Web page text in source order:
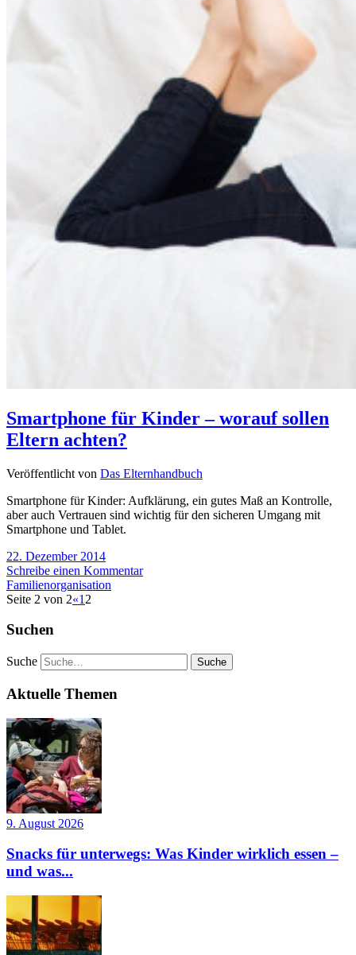
Smartphone für Kinder – worauf sollen
Eltern achten?
Veröffentlicht von Das Elternhandbuch
Smartphone für Kinder: Aufklärung, ein gutes Maß an Kontrolle,
aber auch Vertrauen sind wichtig für den sicheren Umgang mit
Smartphone und Tablet.
22. Dezember 2014
Schreibe einen Kommentar
Familienorganisation
Seite 2 von 2«1 2
Suchen
Suche
Aktuelle Themen
9. August 2026
Snacks für unterwegs: Was Kinder wirklich essen –
und was...